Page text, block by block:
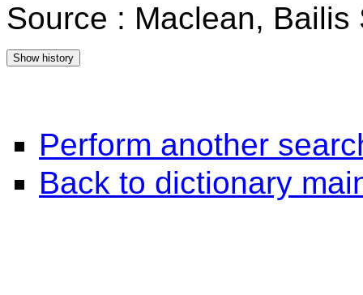
Source : Maclean, Bailis
Perform another
Back to dictionary